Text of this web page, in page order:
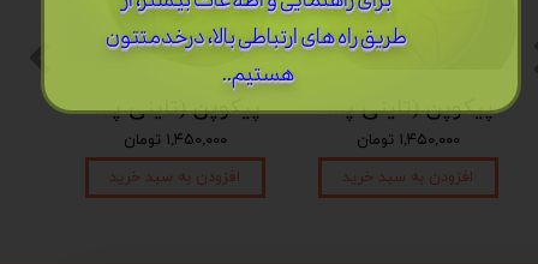
پیکوپن (تاینی پن) 6 نت برند دلکو
۱,۴۵۰,۰۰۰ تومان
افزودن به سبد خرید
پیکوپن (تاینی پن) 6 نت برند دلکو
۱,۴۵۰,۰۰۰ تومان
افزودن به سبد خرید
طریق راه های ارتباطی بالا، درخدمتتون
هستیم..